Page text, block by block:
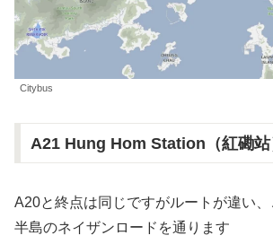
Citybus
A21 Hung Hom Station（紅磡站
A20と終点は同じですがルートが違い
半島のネイザンロードを通ります